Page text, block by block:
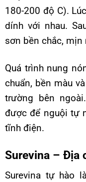
180-200 độ C).
dính với nhau.
sơn bền chắc,
Quá trình nung
chuẩn, bền màu
trường bên
được để nguội tự
tĩnh điện.
Surevina – Địa
Surevina tự hào